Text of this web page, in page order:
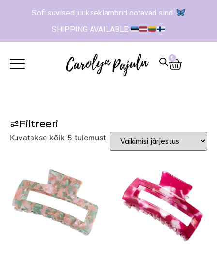
Sofi suvised juukseklambrid ootavad sind.
SHIPPING AVAILABLE
0
Filtreeri
Kuvatakse kõik 5 tulemust